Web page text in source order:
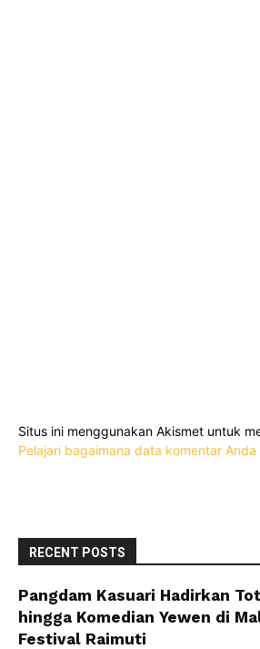
Situs ini menggunakan Akismet untuk
Pelajari bagaimana data komentar
RECENT POSTS
Pangdam Kasuari Hadirkan
hingga Komedian Yewen di
Festival Raimuti